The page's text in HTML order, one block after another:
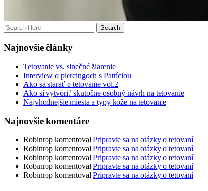
Najnovšie články
Tetovanie vs. slnečné žiarenie
Interview o piercingoch s Patríciou
Ako sa starať o tetovanie vol.2
Ako si vytvoriť skutočne osobný návrh na tetovanie
Najvhodnejšie miesta a typy kože na tetovanie
Najnovšie komentáre
Robinrop komentoval Pripravte sa na otázky o tetovaní
Robinrop komentoval Pripravte sa na otázky o tetovaní
Robinrop komentoval Pripravte sa na otázky o tetovaní
Robinrop komentoval Pripravte sa na otázky o tetovaní
Robinrop komentoval Pripravte sa na otázky o tetovaní